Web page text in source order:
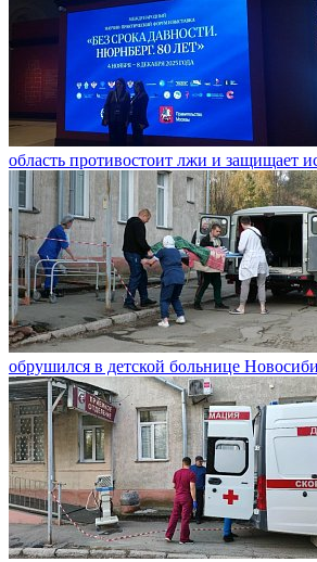
область противостоит лжи и защищает
обрушился в детской больнице